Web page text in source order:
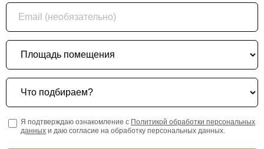
Email (необязательно)
Площадь помещения
Что подбираем?
Я подтверждаю ознакомление с Политикой обработки персональных
данных и даю согласие на обработку персональных данных.